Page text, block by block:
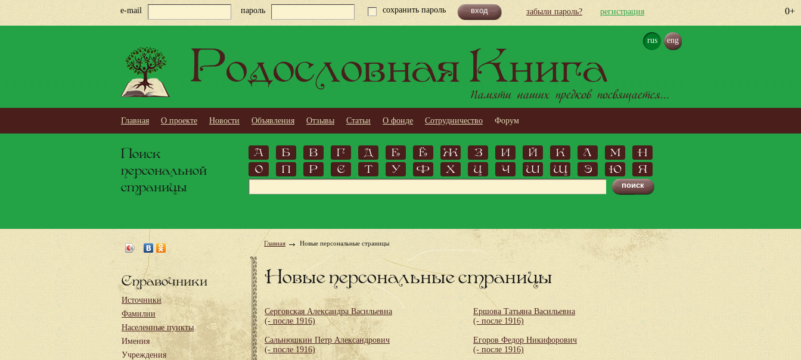
0+
e-mail пароль сохранить пароль забыли пароль? регистрация
rus eng
Родословная Книга
Памяти наших предков посвящается...
Главная О проекте Новости Объявления Отзывы Статьи О фонде Сотрудничество Форум
Поиск
персональной
страницы
А Б В Г Д Е Ё Ж З И Й К Л М
Н
О
П Р С Т У Ф Х Ц Ч Ш Щ Э Ю Я
Справочники
Источники
Фамилии
Населенные пункты
Имения
Учреждения
Главная Новые персональные страницы
Новые персональные страницы
Серговская Александра Васильевна
(- после 1916)
Сальнюшкин Петр Александрович
(- после 1916)
Ершова Татьяна Васильевна
(- после 1916)
Егоров Федор Никифорович
(- после 1916)